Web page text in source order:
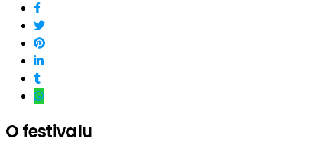
O festivalu